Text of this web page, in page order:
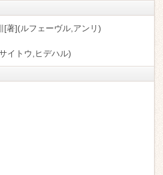
著](ルフェーヴル,アンリ)
イトウ,ヒデハル)